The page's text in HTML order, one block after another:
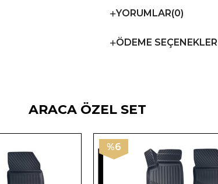
YORUMLAR(0)
ÖDEME
ARACA ÖZEL SET
%6